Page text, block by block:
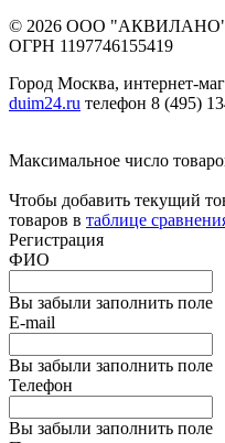
© 2026 ООО
ОГРН 1197746155419
Город Москва, интернет-
duim24.ru телефон 8 (495)
Максимальное число
Чтобы добавить текущий
товаров в таблице
Регистрация
ФИО
Вы забыли заполнить поле
E-mail
Вы забыли заполнить поле
Телефон
Вы забыли заполнить поле